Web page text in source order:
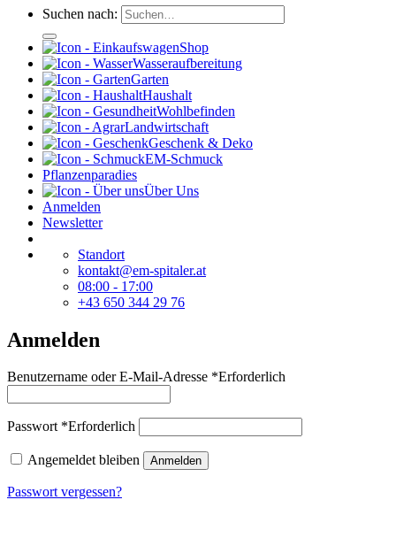
Suchen nach:
Shop
Wasseraufbereitung
Garten
Haushalt
Wohlbefinden
Landwirtschaft
Geschenk & Deko
EM-Schmuck
Pflanzenparadies
Über Uns
Anmelden
Newsletter
Standort
kontakt@em-spitaler.at
08:00 - 17:00
+43 650 344 29 76
Anmelden
Benutzername oder E-Mail-Adresse *Erforderlich
Passwort *Erforderlich
Angemeldet bleiben Anmelden
Passwort vergessen?